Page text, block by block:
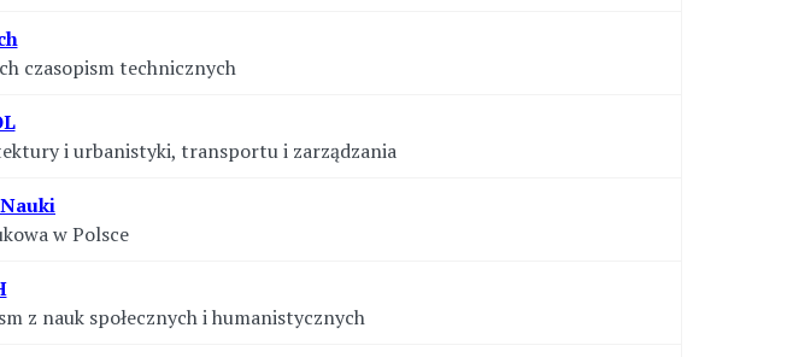
czasopism technicznych
i urbanistyki, transportu i zarządzania
w Polsce
z nauk społecznych i humanistycznych